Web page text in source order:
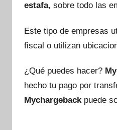
estafa, sobre todo las
Este tipo de empresas
fiscal o utilizan
¿Qué puedes hacer?
hecho tu pago por
Mychargebackpuede